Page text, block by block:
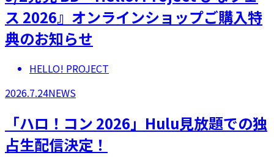
ス 2026』オンラインショップご購入特
典のお知らせ
HELLO! PROJECT
2026.7.24NEWS
「ハロ！コン 2026」Hulu見放題での独
占生配信決定！